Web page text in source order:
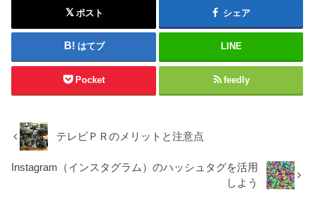
ポスト シェア
はてブ LINE
Pocket feedly
テレビＰＲのメリットと注意点
Instagram（インスタグラム）のハッシュタグを活用
しよう